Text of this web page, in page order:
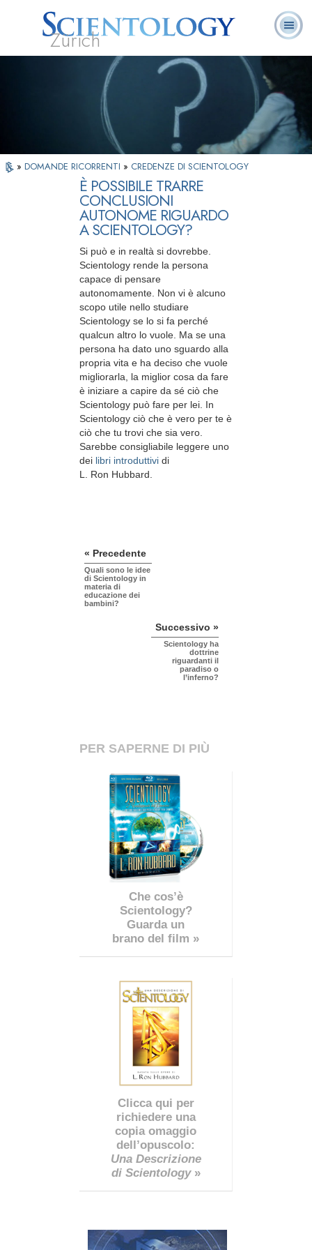
Zürich
Che cos’è
Scientology?
Ministri
Volontari
Domande
ricorrenti
» DOMANDE RICORRENTI » CREDENZE DI SCIENTOLOGY
È POSSIBILE TRARRE
CONCLUSIONI
AUTONOME RIGUARDO
A SCIENTOLOGY?
Si può e in realtà si dovrebbe.
Scientology rende la persona
capace di pensare
autonomamente. Non vi è alcuno
scopo utile nello studiare
Scientology se lo si fa perché
qualcun altro lo vuole. Ma se una
persona ha dato uno sguardo alla
propria vita e ha deciso che vuole
migliorarla, la miglior cosa da fare
è iniziare a capire da sé ciò che
Scientology può fare per lei. In
Scientology ciò che è vero per te è
ciò che tu trovi che sia vero.
Sarebbe consigliabile leggere uno
dei libri introduttivi di
L. Ron Hubbard.
« Precedente
Quali sono le idee
di Scientology in
materia di
educazione dei
bambini?
Successivo »
Scientology ha
dottrine
riguardanti il
paradiso o
l’inferno?
PER SAPERNE DI PIÙ
Che cos’è
Scientology?
Guarda un
brano del film »
Clicca qui per
richiedere una
copia omaggio
dell’opuscolo:
Una Descrizione
di Scientology»